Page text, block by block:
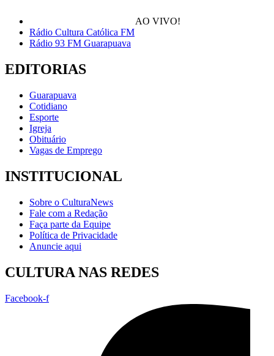
AO VIVO!
Rádio Cultura Católica FM
Rádio 93 FM Guarapuava
EDITORIAS
Guarapuava
Cotidiano
Esporte
Igreja
Obituário
Vagas de Emprego
INSTITUCIONAL
Sobre o CulturaNews
Fale com a Redação
Faça parte da Equipe
Política de Privacidade
Anuncie aqui
CULTURA NAS REDES
Facebook-f